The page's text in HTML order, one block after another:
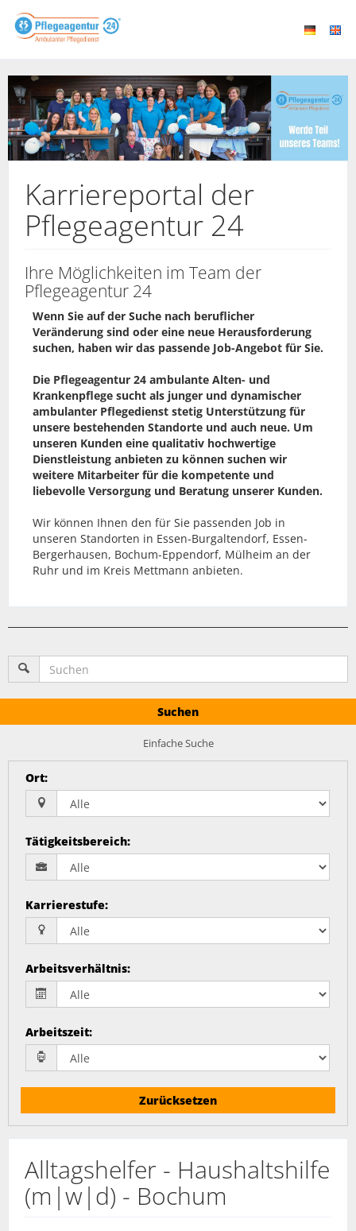
Karriereportal der
Pflegeagentur 24
Ihre Möglichkeiten im Team der
Pflegeagentur 24
Wenn Sie auf der Suche nach beruflicher
Veränderung sind oder eine neue Herausforderung
suchen, haben wir das passende Job-Angebot für Sie.
Die Pflegeagentur 24 ambulante Alten- und
Krankenpflege sucht als junger und dynamischer
ambulanter Pflegedienst stetig Unterstützung für
unsere bestehenden Standorte und auch neue. Um
unseren Kunden eine qualitativ hochwertige
Dienstleistung anbieten zu können suchen wir
weitere Mitarbeiter für die kompetente und
liebevolle Versorgung und Beratung unserer Kunden.
Wir können Ihnen den für Sie passenden Job in
unseren Standorten in Essen-Burgaltendorf, Essen-
Bergerhausen, Bochum-Eppendorf, Mülheim an der
Ruhr und im Kreis Mettmann anbieten.
Suchen
Einfache Suche
Ort:
Tätigkeitsbereich:
Karrierestufe:
Arbeitsverhältnis:
Arbeitszeit:
Zurücksetzen
Alltagshelfer - Haushaltshilfe
(m|w|d) - Bochum